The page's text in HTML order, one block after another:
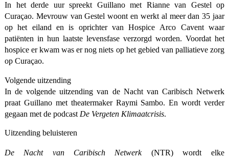
In het derde uur spreekt Guillano met Rianne van Gestel op
Curaçao. Mevrouw van Gestel woont en werkt al meer dan 35 jaar
op het eiland en is oprichter van Hospice Arco Cavent waar
patiënten in hun laatste levensfase verzorgd worden. Voordat het
hospice er kwam was er nog niets op het gebied van palliatieve zorg
op Curaçao.
Volgende uitzending
In de volgende uitzending van de Nacht van Caribisch Netwerk
praat Guillano met theatermaker Raymi Sambo. En wordt verder
gegaan met de podcastDe Vergeten Klimaatcrisis.
Uitzending beluisteren
De Nacht van Caribisch Netwerk(NTR) wordt elke